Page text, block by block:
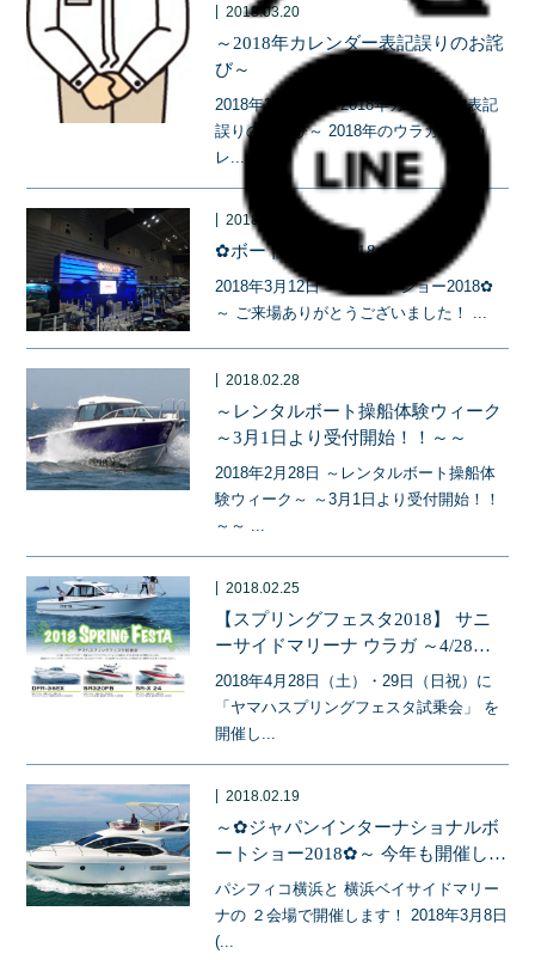
2018.03.20
～2018年カレンダー表記誤りのお詫
び～
2018年3月20日 ～2018年カレンダー表記
誤りのお詫び～ 2018年のウラガ卓上カ
レ...
2018.03.12
✿ボートショー2018✿
2018年3月12日 ～✿ボートショー2018✿
～ ご来場ありがとうございました！ ...
| 2018.02.28
～レンタルボート操船体験ウィーク
～3月1日より受付開始！！～～
2018年2月28日 ～レンタルボート操船体
験ウィーク～ ～3月1日より受付開始！！
～～ ...
| 2018.02.25
【スプリングフェスタ2018】 サニ
ーサイドマリーナ ウラガ ～4/28・
29 ヤマハスプリングフェスタ～ 試
乗会ご来場者受付中！
2018年4月28日（土）・29日（日祝）に
「ヤマハスプリングフェスタ試乗会」 を
開催し...
| 2018.02.19
～✿ジャパンインターナショナルボ
ートショー2018✿～ 今年も開催しま
す！
パシフィコ横浜と 横浜ベイサイドマリー
ナの ２会場で開催します！ 2018年3月8日
(...